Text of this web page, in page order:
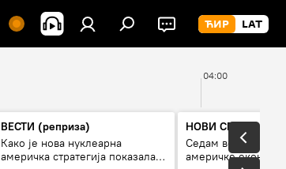
04:00
ВЕСТИ (реприза)
Како је нова нуклеарна
америчка стратегија показала
НОВИ СПУТЊИК
Седам
америчке